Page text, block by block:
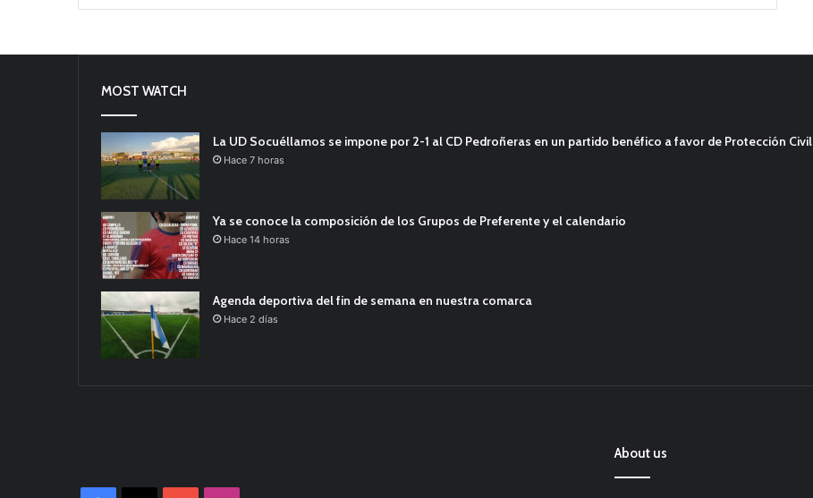
MOST WATCH
La UD Socuéllamos se impone por 2-1 al CD Pedroñeras en un partido benéfico a favor de Protección Civil
Hace 7 horas
Ya se conoce la composición de los Grupos de Preferente y el calendario
Hace 14 horas
Agenda deportiva del fin de semana en nuestra comarca
Hace 2 días
About us